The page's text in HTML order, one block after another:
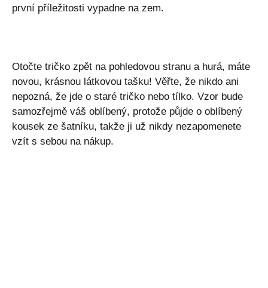
první příležitosti vypadne na zem.
Otočte tričko zpět na pohledovou stranu a hurá, máte
novou, krásnou látkovou tašku! Věřte, že nikdo ani
nepozná, že jde o staré tričko nebo tílko. Vzor bude
samozřejmě váš oblíbený, protože půjde o oblíbený
kousek ze šatníku, takže ji už nikdy nezapomenete
vzít s sebou na nákup.